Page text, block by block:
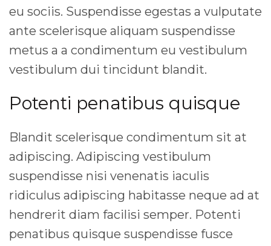
eu sociis. Suspendisse egestas a vulputate
ante scelerisque aliquam suspendisse
metus a a condimentum eu vestibulum
vestibulum dui tincidunt blandit.
Potenti penatibus quisque
Blandit scelerisque condimentum sit at
adipiscing. Adipiscing vestibulum
suspendisse nisi venenatis iaculis
ridiculus adipiscing habitasse neque ad at
hendrerit diam facilisi semper. Potenti
penatibus quisque suspendisse fusce